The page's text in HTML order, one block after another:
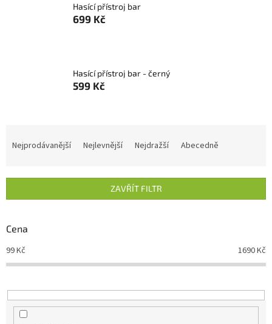
Hasící přístroj bar
699 Kč
Hasící přístroj bar - černý
599 Kč
í
r
o
d
u
t
ů
Nejprodávanější Nejlevnější Nejdražší Abecedně
ZAVŘÍT FILTR
Cena
99Kč 1690Kč